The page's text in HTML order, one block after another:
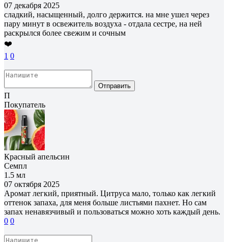
07 декабря 2025
сладкий, насыщенный, долго держится. на мне ушел через
пару минут в освежитель воздуха - отдала сестре, на ней
раскрылся более свежим и сочным
❤️
1 0
Отправить
П
Покупатель
Красный апельсин
Семпл
1.5 мл
07 октября 2025
Аромат легкий, приятный. Цитруса мало, только как легкий
оттенок запаха, для меня больше листьями пахнет. Но сам
запах ненавязчивый и пользоваться можно хоть каждый день.
0 0